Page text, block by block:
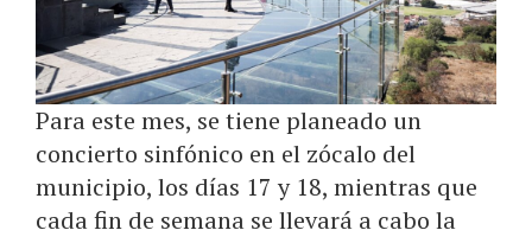
Para este mes, se tiene planeado un
concierto sinfónico en el zócalo del
municipio, los días 17 y 18, mientras que
cada fin de semana se llevará a cabo la